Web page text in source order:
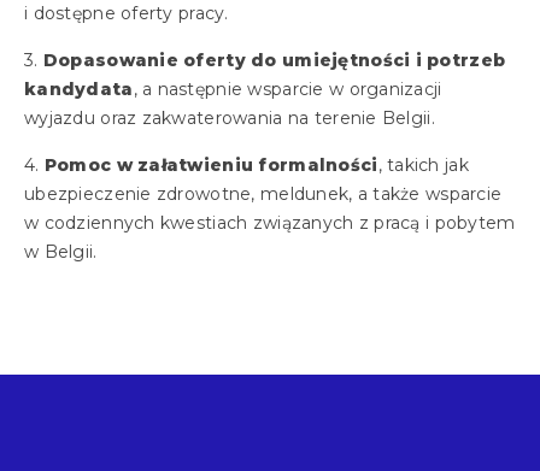
i dostępne oferty pracy.
Dopasowanie oferty do umiejętności i potrzeb
kandydata, a następnie wsparcie w organizacji
wyjazdu oraz zakwaterowania na terenie Belgii.
Pomoc w załatwieniu formalności, takich jak
ubezpieczenie zdrowotne, meldunek, a także wsparcie
w codziennych kwestiach związanych z pracą i pobytem
w Belgii.